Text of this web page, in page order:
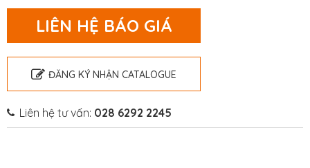
LIÊN HỆ BÁO GIÁ
ĐĂNG KÝ NHẬN CATALOGUE
Liên hệ tư vấn: 028 6292 2245